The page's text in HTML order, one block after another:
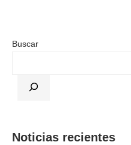
Buscar
Noticias recientes